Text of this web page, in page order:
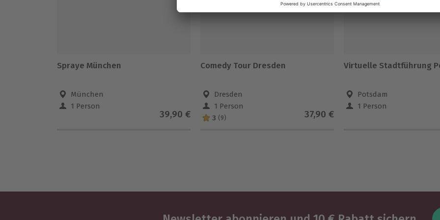
Spraye München
München
1 Person
39,90 €
Comedy Tour Dresden
Dresden
1 Person
3 (9) 37,90 €
Virtuelle Stadtführung
Potsdam
1 Person